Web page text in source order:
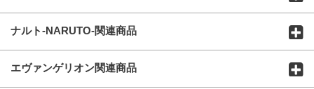
ナルト-NARUTO-関連商品
エヴァンゲリオン関連商品